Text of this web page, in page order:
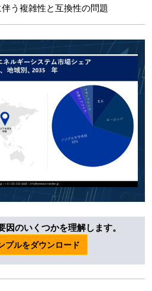
う複雑性と互換性の問題
のいくつかを理解します。
プルをダウンロード